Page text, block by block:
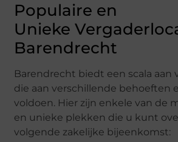
Populaire en
Unieke
Barendrecht
Barendrecht biedt een scala aan
die aan verschillende behoeften
voldoen. Hier zijn enkele van de
en unieke plekken die u kunt
volgende zakelijke bijeenkomst: